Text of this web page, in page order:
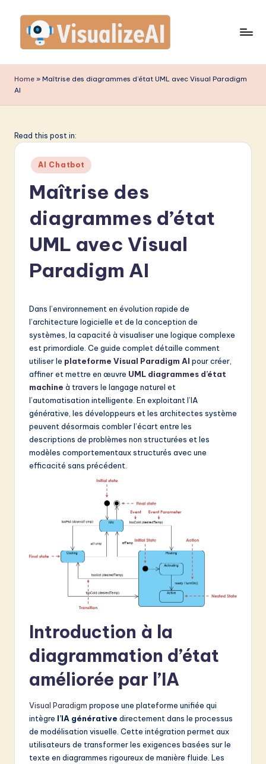
content
is
li
A
L
Home » Maîtrise des diagrammes d’état UML avec Visual Paradigm
AI
Read this post in:
Posted
in
AI Chatbot
Maîtrise des
diagrammes d’état
UML avec Visual
Paradigm AI
Dans l’environnement en évolution rapide de
l’architecture logicielle et de la conception de
systèmes, la capacité à visualiser une logique complexe
est primordiale. Ce guide complet détaille comment
utiliser le plateforme Visual Paradigm AI pour créer,
affiner et mettre en œuvre UML diagrammes d’état
machine à travers le langage naturel et
l’automatisation intelligente. En exploitant l’IA
générative, les développeurs et les architectes système
peuvent désormais combler l’écart entre les
descriptions de problèmes non structurées et les
modèles comportementaux structurés avec une
efficacité sans précédent.
Introduction à la
diagrammation d’état
améliorée par l’IA
Visual Paradigm propose une plateforme unifiée qui
intègre l’IA générative directement dans le processus
de modélisation visuelle. Cette intégration permet aux
utilisateurs de transformer les exigences basées sur le
texte en diagrammes rigoureux de manière fluide. Les